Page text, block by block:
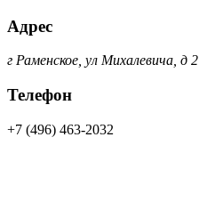
Адрес
г Раменское, ул Михалевича, д 2
Телефон
+7 (496) 463-2032